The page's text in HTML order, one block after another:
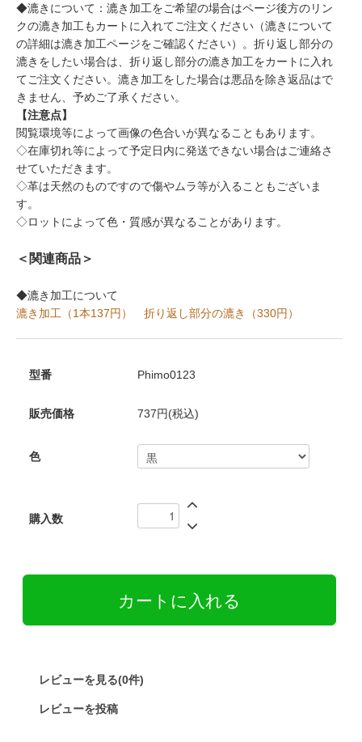
◆漉きについて：漉き加工をご希望の場合はページ後方のリン
クの漉き加工もカートに入れてご注文ください（漉きについて
の詳細は漉き加工ページをご確認ください）。折り返し部分の
漉きをしたい場合は、折り返し部分の漉き加工をカートに入れ
てご注文ください。漉き加工をした場合は悪品を除き返品はで
きません、予めご了承ください。
【注意点】
閲覧環境等によって画像の色合いが異なることもあります。
◇在庫切れ等によって予定日内に発送できない場合はご連絡さ
せていただきます。
◇革は天然のものですので傷やムラ等が入ることもございま
す。
◇ロットによって色・質感が異なることがあります。
＜関連商品＞
◆漉き加工について
漉き加工（1本137円）
折り返し部分の漉き（330円）
型番 Phimo0123
販売価格 737円(税込)
色
購入数
レビューを見る(0件)
レビューを投稿